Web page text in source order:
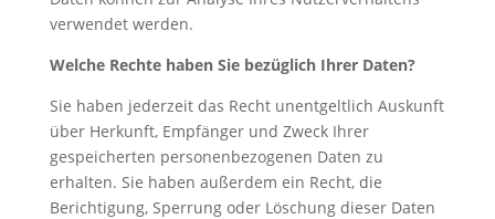
verwendet werden.
Welche Rechte haben Sie bezüglich Ihrer Daten?
Sie haben jederzeit das Recht unentgeltlich Auskunft
über Herkunft, Empfänger und Zweck Ihrer
gespeicherten personenbezogenen Daten zu
erhalten. Sie haben außerdem ein Recht, die
Berichtigung, Sperrung oder Löschung dieser Daten